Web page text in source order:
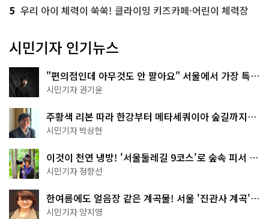
5 우리 아이 체력이 쑥쑥! 클라이밍 키즈카페·어린이 체력장
시민기자 인기뉴스
"편의점인데 아무것도 안 팔아요" 서울에서 가장 특별
한 편의점의 정체
시민기자 권기윤
주황색 리본 따라 한강부터 메타세쿼이아 숲길까지…
서울둘레길 15코스
시민기자 박상현
이것이 천연 냉방! '서울둘레길 9코스'로 숲속 피서 떠
나볼까
시민기자 정향선
한여름에도 얼음장 같은 계곡물! 서울 '진관사 계곡'이
천국이네~
시민기자 양지영